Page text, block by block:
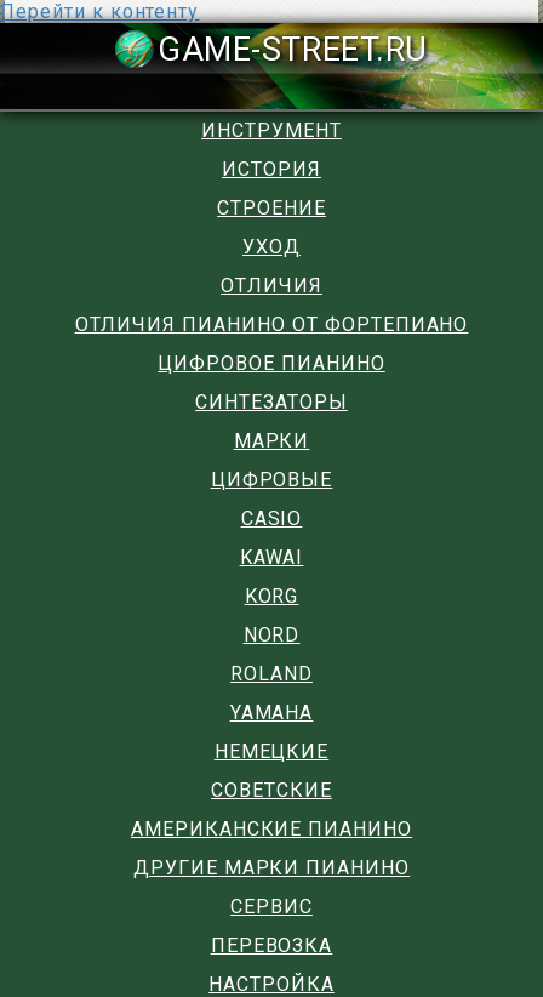
Перейти к контенту
GAME-
ИНСТРУМЕНТ
ИСТОРИЯ
СТРОЕНИЕ
УХОД
ОТЛИЧИЯ
ОТЛИЧИЯ ПИАНИНО ОТ ФОРТЕПИАНО
ЦИФРОВОЕ ПИАНИНО
СИНТЕЗАТОРЫ
МАРКИ
ЦИФРОВЫЕ
CASIO
KAWAI
KORG
NORD
ROLAND
YAMAHA
НЕМЕЦКИЕ
СОВЕТСКИЕ
АМЕРИКАНСКИЕ ПИАНИНО
ДРУГИЕ МАРКИ ПИАНИНО
СЕРВИС
ПЕРЕВОЗКА
НАСТРОЙКА